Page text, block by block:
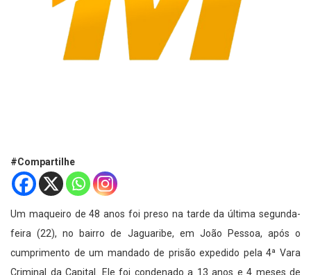
#Compartilhe
Um maqueiro de 48 anos foi preso na tarde da última segunda-
feira (22), no bairro de Jaguaribe, em João Pessoa, após o
cumprimento de um mandado de prisão expedido pela 4ª Vara
Criminal da Capital. Ele foi condenado a 13 anos e 4 meses de